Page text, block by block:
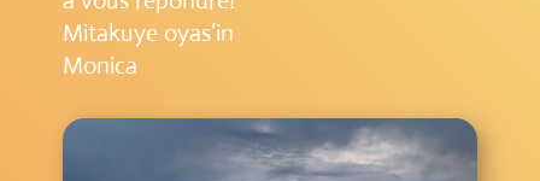
Mitakuye oyas’in
Monica